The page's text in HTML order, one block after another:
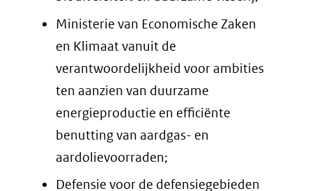
Ministerie van Economische Zaken
en Klimaat vanuit de
verantwoordelijkheid voor ambities
ten aanzien van duurzame
energieproductie en efficiënte
benutting van aardgas- en
aardolievoorraden;
Defensie voor de defensiegebieden